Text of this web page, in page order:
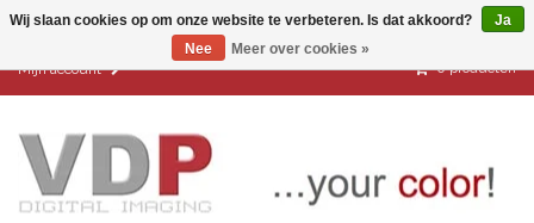
Mijn account 0 producten
Wij slaan cookies op om onze website te verbeteren. Is dat akkoord?
Ja
Nee
Meer over cookies »